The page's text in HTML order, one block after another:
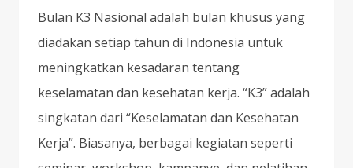
Bulan K3 Nasional adalah bulan khusus yang
diadakan setiap tahun di Indonesia untuk
meningkatkan kesadaran tentang
keselamatan dan kesehatan kerja. “K3” adalah
singkatan dari “Keselamatan dan Kesehatan
Kerja”. Biasanya, berbagai kegiatan seperti